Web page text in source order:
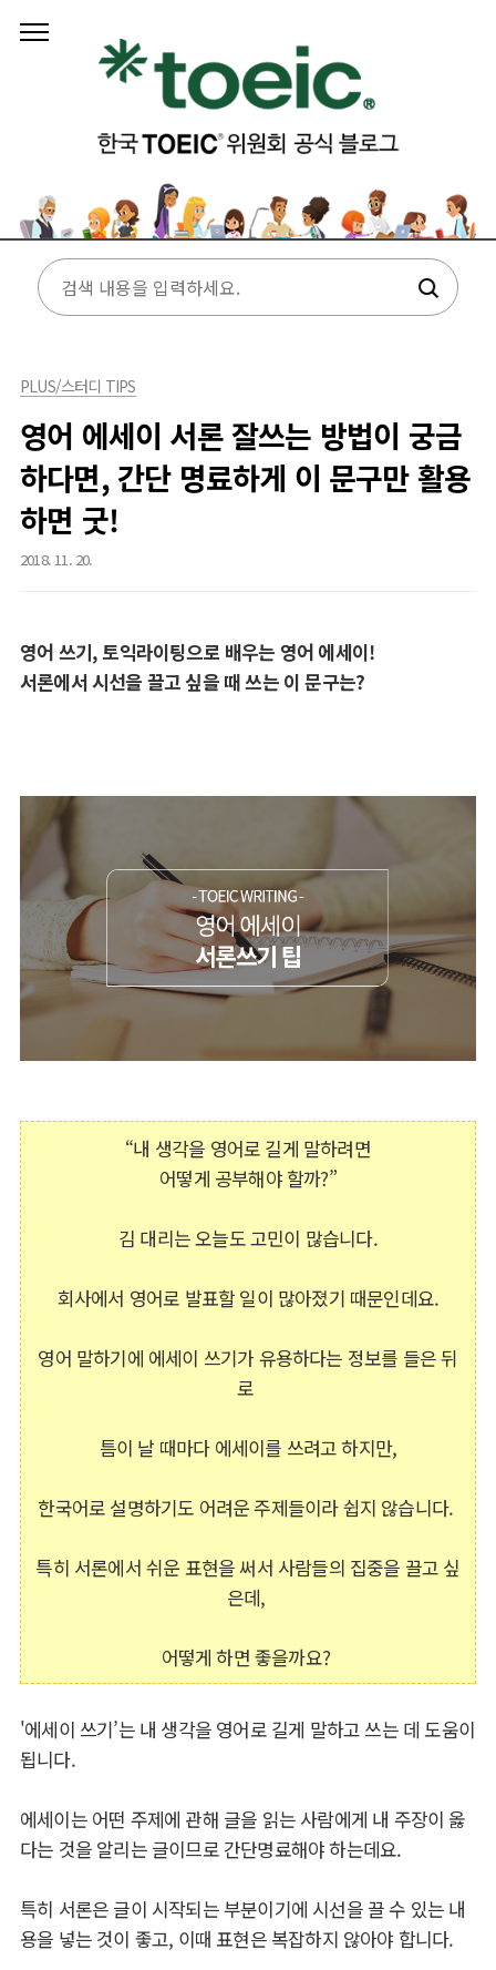
PLUS/스터디 TIPS
영어 에세이 서론 잘쓰는 방법이 궁금
하다면, 간단 명료하게 이 문구만 활용
하면 굿!
2018. 11. 20.
영어 쓰기, 토익라이팅으로 배우는 영어 에세이!
서론에서 시선을 끌고 싶을 때 쓰는 이 문구는?
“내 생각을 영어로 길게 말하려면
어떻게 공부해야 할까?”
김 대리는 오늘도 고민이 많습니다.
회사에서 영어로 발표할 일이 많아졌기 때문인데요.
영어 말하기에 에세이 쓰기가 유용하다는 정보를 들은 뒤
로
틈이 날 때마다 에세이를 쓰려고 하지만,
한국어로 설명하기도 어려운 주제들이라 쉽지 않습니다.
특히 서론에서 쉬운 표현을 써서 사람들의 집중을 끌고 싶
은데,
어떻게 하면 좋을까요?
'에세이 쓰기’는 내 생각을 영어로 길게 말하고 쓰는 데 도움이
됩니다.
에세이는 어떤 주제에 관해 글을 읽는 사람에게 내 주장이 옳
다는 것을 알리는 글이므로 간단명료해야 하는데요.
특히 서론은 글이 시작되는 부분이기에 시선을 끌 수 있는 내
용을 넣는 것이 좋고, 이때 표현은 복잡하지 않아야 합니다.